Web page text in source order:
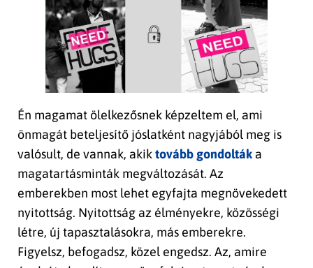
Én magamat ölelkezősnek képzeltem el, ami
önmagát beteljesítő jóslatként nagyjából meg is
valósult, de vannak, akiktovább gondolták a
magatartásminták megváltozását. Az
emberekben most lehet egyfajta megnövekedett
nyitottság. Nyitottság az élményekre, közösségi
létre, új tapasztalásokra, más emberekre.
Figyelsz, befogadsz, közel engedsz. Az, amire